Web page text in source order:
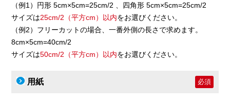
（例1）円形 5cm×5cm=25cm/2 、四角形 5cm×5cm=25cm/2
サイズは25cm/2（平方cm）以内をお選びください。
（例2）フリーカットの場合、一番外側の長さで求めます。
8cm×5cm=40cm/2
サイズは50cm/2（平方cm）以内をお選びください。
用紙 必須